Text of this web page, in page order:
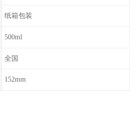
纸箱包装
500ml
全国
152mm